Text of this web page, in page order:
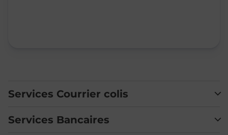
Services Courrier colis
Services Bancaires